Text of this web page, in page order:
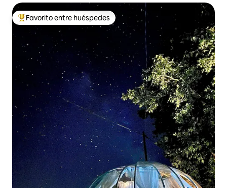
Favorito entre huéspedes preferido
Favorito entre huéspedes